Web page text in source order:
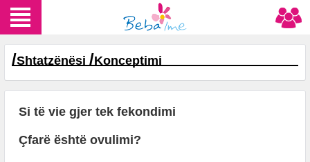
/Shtatzënësi /Konceptimi
Si të vie gjer tek fekondimi
Çfarë është ovulimi?